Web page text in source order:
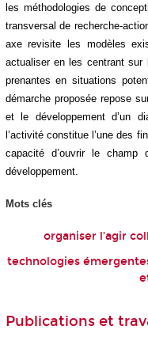
les méthodologies de
transversal de recherche-
axe revisite les modèles
actualiser en les centrant sur
prenantes en situations
démarche proposée repose
et le développement d’un
l’activité constitue l’une des
capacité d’ouvrir le
développement.
Mots clés
organiser l’agir
technologies
Publications et